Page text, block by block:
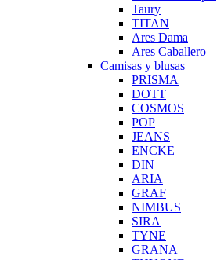
Taury
TITAN
Ares Dama
Ares Caballero
Camisas y blusas
PRISMA
DOTT
COSMOS
POP
JEANS
ENCKE
DIN
ARIA
GRAF
NIMBUS
SIRA
TYNE
GRANA